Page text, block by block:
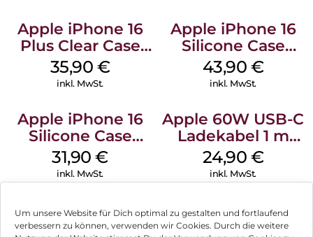
Um unsere Website für Dich optimal zu gestalten und fortlaufend
verbessern zu können, verwenden wir Cookies. Durch die weitere
Apple iPhone 16
Plus Clear Case
MagSafe
Transparent
35,90 €
inkl. MwSt.
Apple iPhone 16
Silicone Case
MagSafe Plum
43,90 €
inkl. MwSt.
Apple iPhone 16
Silicone Case
MagSafe Fuchsia
31,90€
inkl. MwSt.
Apple 60W USB-C
Ladekabel 1 m
Weiß
24,90 €
inkl. MwSt.